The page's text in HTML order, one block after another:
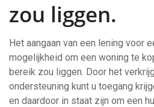
zou liggen.
Het aangaan van een lening voor
mogelijkheid om een woning te
bereik zou liggen. Door het
ondersteuning kunt u toegang
en daardoor in staat zijn om een